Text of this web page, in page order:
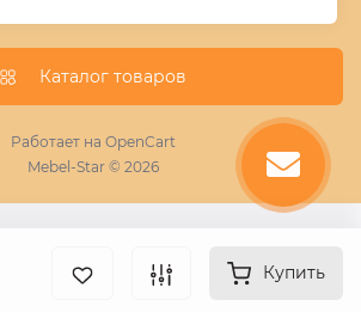
Купить
мебели
шкафа купе
Каталог товаров
Работает на OpenCart
Mebel-Star © 2026